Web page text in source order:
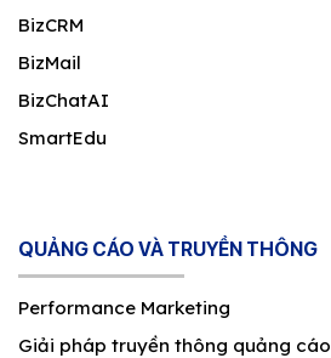
BizCRM
BizMail
BizChatAI
SmartEdu
QUẢNG CÁO VÀ TRUYỀN THÔNG
Performance Marketing
Giải pháp truyền thông quảng cáo